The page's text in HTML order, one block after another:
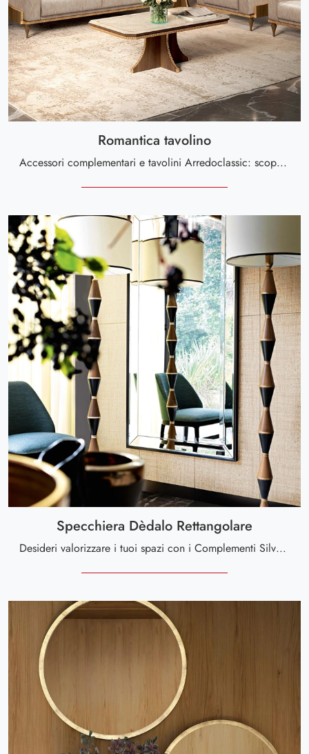
Romantica tavolino
Accessori complementari e tavolini Arredoclassic: scopri come impreziosire i tuoi spazi classici con il modello Romantica tavolino.
Specchiera Dèdalo Rettangolare
Desideri valorizzare i tuoi spazi con i Complementi Silvano Grifoni? Ti presentiamo vari modelli di specchi in legno come Specchiera Dèdalo ...